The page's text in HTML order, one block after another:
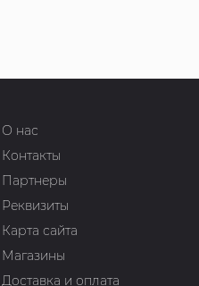
О нас
Контакты
Партнеры
Реквизиты
Карта сайта
Магазины
Доставка и оплата